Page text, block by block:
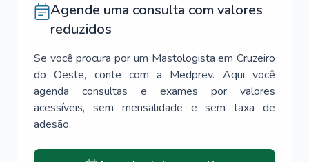
Agende uma consulta com valores
reduzidos
Se você procura por um Mastologista em Cruzeiro
do Oeste, conte com a Medprev. Aqui você
agenda consultas e exames por valores
acessíveis, sem mensalidade e sem taxa de
adesão.